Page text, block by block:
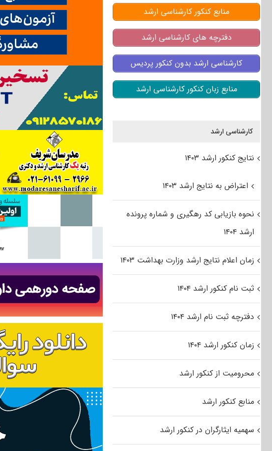
منابع کنکور کارشناسی ارشد
دفترچه های کارشناسی ارشد
کارشناسی ارشد بدون کنکور پردیس
منابع زبان کنکور کارشناسی ارشد
کارشناسی ارشد
نتایج کنکور ارشد ۱۴۰۳
اعتراض به نتایج ارشد ۱۴۰۳
نحوه بازیابی کد رهگیری و شماره پرونده
ارشد ۱۴۰۴
زمان اعلام نتایج ارشد وزارت بهداشت ۱۴۰۳
ثبت نام کنکور ارشد ۱۴۰۴
دفترچه ثبت نام ارشد ۱۴۰۴
زمان کنکور ارشد ۱۴۰۴
محرومیت از کنکور ارشد
منابع کنکور ارشد
سهمیه ایثارگران در کنکور ارشد